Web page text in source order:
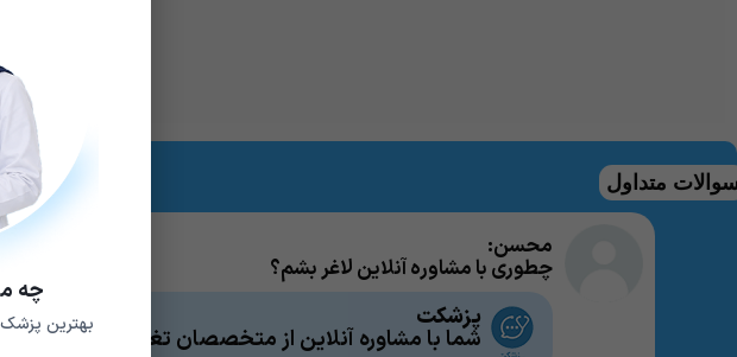
متداول
محسن:
چطوری با مشاوره آنلاین لاغر بشم؟
پزشکت
شما با مشاوره آنلاین از متخصصان تغذیه برنامه رژیم
چه
بهترین